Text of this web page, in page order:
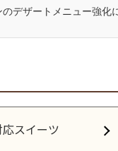
デザートメニュー強化
スイーツ